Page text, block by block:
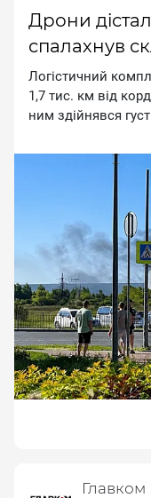
Дрони
спалахнув
Лoгicтичний
1,7 тиc. км вiд
ним здiйнявcя
Главком